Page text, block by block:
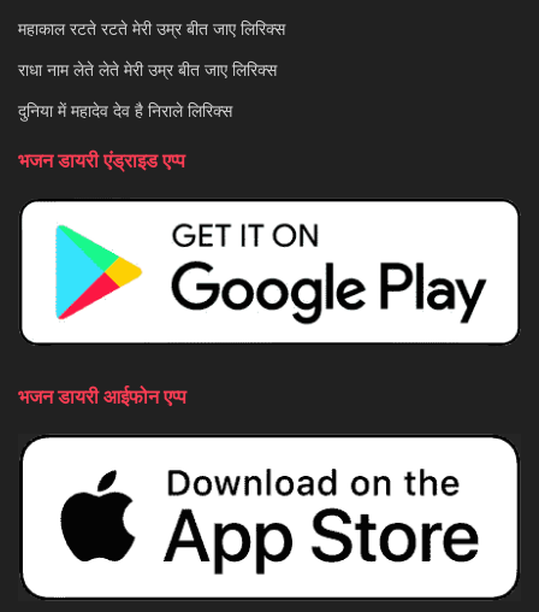
महाकाल रटते रटते मेरी उम्र बीत जाए लिरिक्स
राधा नाम लेते लेते मेरी उम्र बीत जाए लिरिक्स
दुनिया में महादेव देव है निराले लिरिक्स
भजन डायरी एंड्राइड एप्प
भजन डायरी आईफोन एप्प